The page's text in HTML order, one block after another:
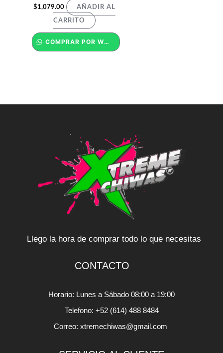
$1,079.00 AÑADIR AL
CARRITO
COMPRAR POR WHATSAPP
Llego la hora de comprar todo lo que necesitas
CONTACTO
Horario: Lunes a Sábado 08:00 a 19:00
Telefono: +52 (614) 488 8484
Correo: xtremechiwas@gmail.com